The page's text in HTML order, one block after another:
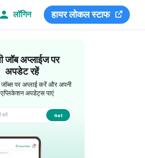
लॉगिन हायर लोकल स्टाफ
जॉब अप्लाईज पर
अपडेट रहें
पर अप्लाई करें और अपनी
अपडेट्स पाएं
Get
app